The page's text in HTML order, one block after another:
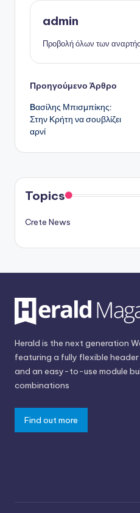
admin
Προβολή όλων των
Πλοήγηση
Προηγούμενο Άρθρο
Bασίλης Μπισμπίκης:
Στην Κρήτη να σουβλίζει
αρνί
Topics
Crete News
Herald is the next generation
featuring a fully flexible
and an easy-to-use module
combinations
Find out more